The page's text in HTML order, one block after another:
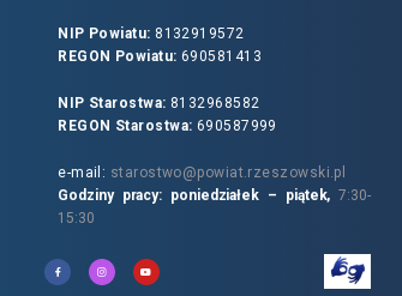
NIP Powiatu: 8132919572
REGON Powiatu: 690581413
NIP Starostwa: 8132968582
REGON Starostwa: 690587999
e-mail: starostwo@powiat.rzeszowski.pl
Godziny pracy: poniedziałek – piątek,7:30-
15:30